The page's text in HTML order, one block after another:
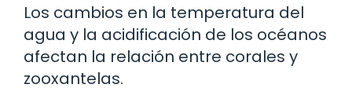
Los cambios en la temperatura del
agua y la acidificación de los océanos
afectan la relación entre corales y
zooxantelas.